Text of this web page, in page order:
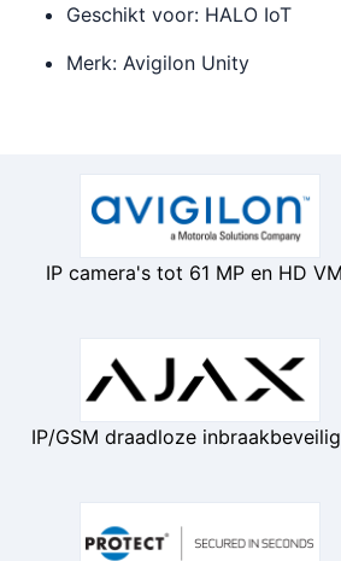
Geschikt voor: HALO IoT
Merk: Avigilon Unity
IP camera's tot 61 MP en HD
IP/GSM draadloze